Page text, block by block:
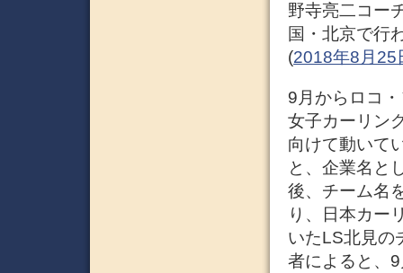
野寺亮二コー
国・北京で行
(2018年8月25
9月からロコ
女子カーリン
向けて動いて
と、企業名と
後、チーム名
り、日本カー
いたLS北見の
者によると、